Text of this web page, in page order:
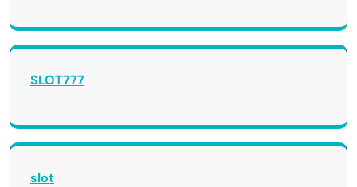
SLOT777
slot